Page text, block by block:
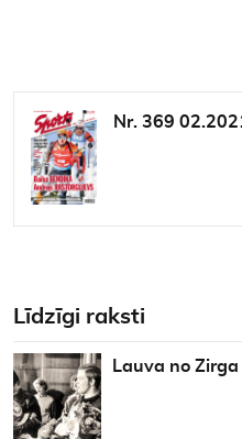
Nr. 369
Līdzīgi raksti
Lauva no